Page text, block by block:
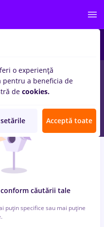
inBucuresti
Medicina / Sanatate
căutării tale
puțin specifice sau mai puține
o experiență
pentru a beneficia de
de cookies.
Acceptă toate